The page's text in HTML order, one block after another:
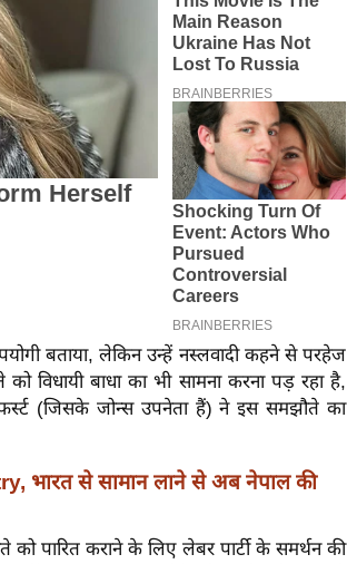
बताया, लेकिन उन्हें नस्लवादी कहने से परहेज
विधायी बाधा का भी सामना करना पड़ रहा है,
फर्स्ट (जिसके जोन्स उपनेता हैं) ने इस समझौते का
भारत से सामान लाने से अब नेपाल की
पारित कराने के लिए लेबर पार्टी के समर्थन की